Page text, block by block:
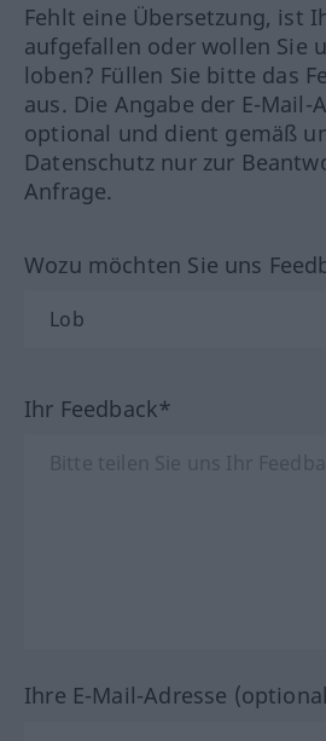
Fehlt eine Übersetzung, ist
aufgefallen oder wollen Sie
loben? Füllen Sie bitte das
aus. Die Angabe der E-Mail-
optional und dient gemäß
Datenschutz nur zur
Anfrage.
Wozu möchten Sie uns
Ihr Feedback*
Ihre E-Mail-Adresse